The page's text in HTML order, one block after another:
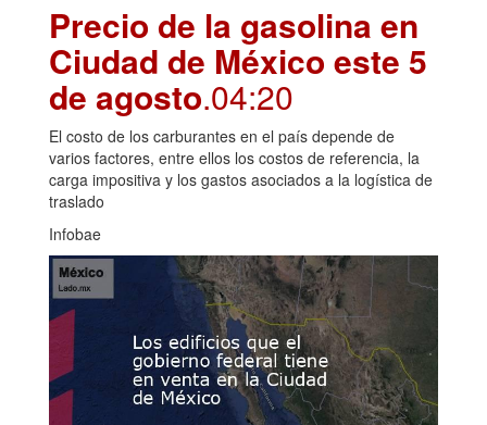
Precio de la gasolina en
Ciudad de México este 5
de agosto.04:20
El costo de los carburantes en el país depende de
varios factores, entre ellos los costos de referencia, la
carga impositiva y los gastos asociados a la logística de
traslado
Infobae